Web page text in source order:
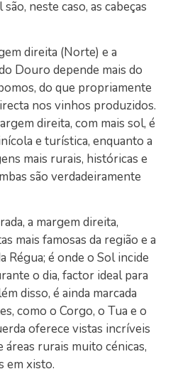
neste caso, as cabeças
direita (Norte) e a
Douro depende mais do
do que propriamente
nos vinhos produzidos.
direita, com mais sol, é
e turística, enquanto a
mais rurais, históricas e
são verdadeiramente
a margem direita,
mais famosas da região e a
Régua; é onde o Sol incide
o dia, factor ideal para
disso, é ainda marcada
como o Corgo, o Tua e o
oferece vistas incríveis
rurais muito cénicas,
em xisto.